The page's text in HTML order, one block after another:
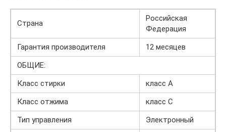
Страна
Российская
Федерация
Гарантия производителя
12 месяцев
ОБЩИЕ:
Класс стирки
класс A
Класс отжима
класс C
Тип управления
Электронный